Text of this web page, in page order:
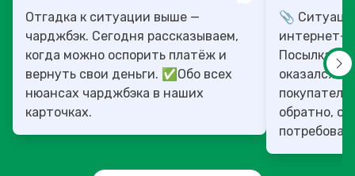
Отгадка к ситуации выше —
чарджбэк. Сегодня рассказываем,
когда можно оспорить платёж и
вернуть свои деньги. ✅Обо всех
нюансах чарджбэка в наших
карточках.
📎
интернет-
Посылка
оказался в
обратно,
переп...